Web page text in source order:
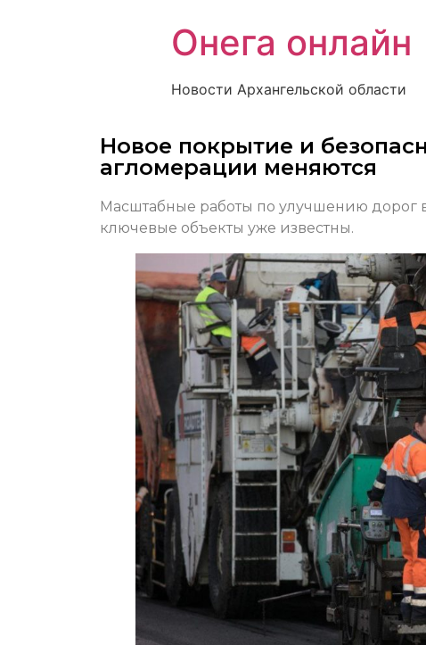
Онега онлайн
Новости Архангельской области
Новое покрытие и
агломерации меняются
Масштабные работы по улучшению дорог
ключевые объекты уже известны.